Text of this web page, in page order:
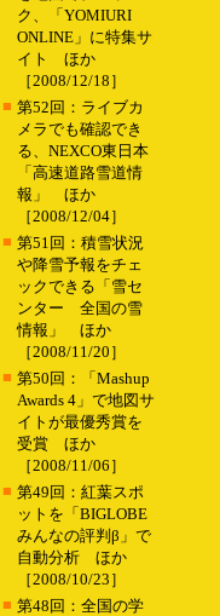
ク、「YOMIURI
ONLINE」に特集サ
イト ほか
［2008/12/18］
■ 第52回：ライブカ
メラでも確認でき
る、NEXCO東日本
「高速道路雪道情
報」 ほか
［2008/12/04］
■ 第51回：積雪状況
や降雪予報をチェ
ックできる「雪セ
ンター 全国の雪
情報」 ほか
［2008/11/20］
■ 第50回：「Mashup
Awards 4」で地図サ
イトが最優秀賞を
受賞 ほか
［2008/11/06］
■ 第49回：紅葉スポ
ットを「BIGLOBE
みんなの評判β」で
自動分析 ほか
［2008/10/23］
■ 第48回：全国の学